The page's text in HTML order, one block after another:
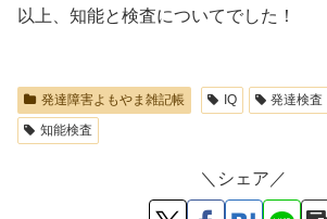
以上、知能と検査についてでした！
発達障害よもやま雑記帳 IQ 発達検査
知能検査
＼シェア／